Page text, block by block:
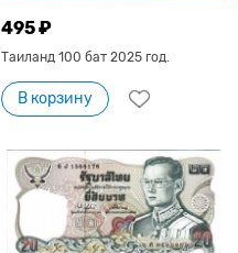
495 ₽
Таиланд 100 бат 2025 год.
В корзину